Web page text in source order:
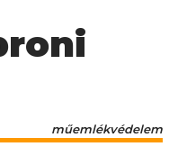
műemlékvédelem